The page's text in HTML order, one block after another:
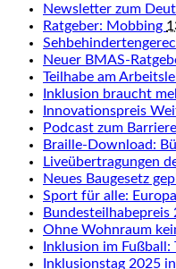
Newsletter zum
Ratgeber: Mobbing
Neuer BMAS-
Teilhabe am
Inklusion braucht
Innovationspreis
Podcast zum
Braille-Download:
Liveübertragungen
Neues Baugesetz
Sport für alle:
Bundesteilhabepreis
Ohne Wohnraum
Inklusion im
Inklusionstag 2025